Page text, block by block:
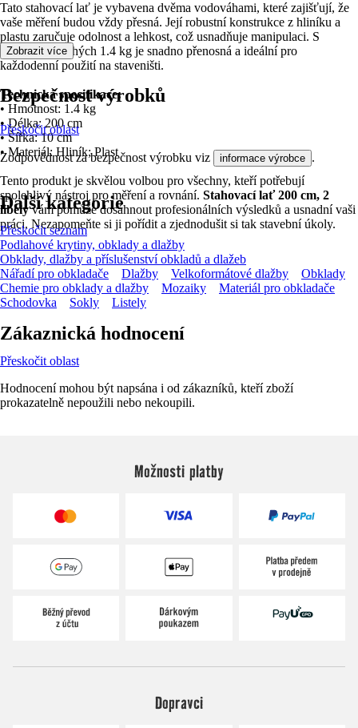
Tato stahovací lať je vybavena dvěma vodováhami, které zajišťují, že
vaše měření budou vždy přesná. Její robustní konstrukce z hliníku a
plastu zaručuje odolnost a lehkost, což usnadňuje manipulaci. S
hmotností pouhých 1.4 kg je snadno přenosná a ideální pro
každodenní použití na staveništi.
Technická specifikace:
• Hmotnost: 1.4 kg
• Délka: 200 cm
• Šířka: 10 cm
• Materiál: Hliník; Plast
Tento produkt je skvělou volbou pro všechny, kteří potřebují
spolehlivý nástroj pro měření a rovnání. Stahovací lať 200 cm, 2
libelyvám pomůže dosáhnout profesionálních výsledků a usnadní vaši
práci. Nezapomeňte si ji pořídit a zjednodušit si tak stavební úkoly.
Zobrazit více
Bezpečnost výrobků
Přeskočit oblast
Zodpovědnost za bezpečnost výrobku viz informace výrobce .
Další kategorie
Přeskočit seznam
Podlahové krytiny, obklady a dlažby
Obklady, dlažby a příslušenství obkladů a dlažeb
Nářadí pro obkladače
Dlažby Velkoformátové dlažby
Obklady
Chemie pro obklady a dlažby
Mozaiky
Materiál pro obkladače
Schodovka
Sokly Listely
Zákaznická hodnocení
Přeskočit oblast
Hodnocení mohou být napsána i od zákazníků, kteří zboží
prokazatelně nepoužili nebo nekoupili.
Možnosti platby
Dopravci